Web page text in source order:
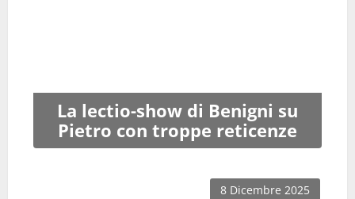
La lectio-show di Benigni su
Pietro con troppe reticenze
8 Dicembre 2025